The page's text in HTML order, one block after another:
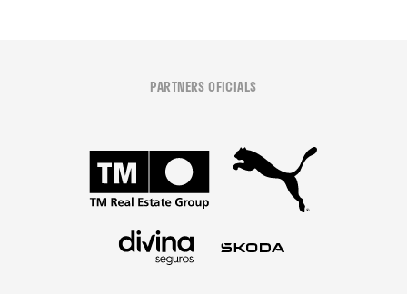
PARTNERS OFICIALS